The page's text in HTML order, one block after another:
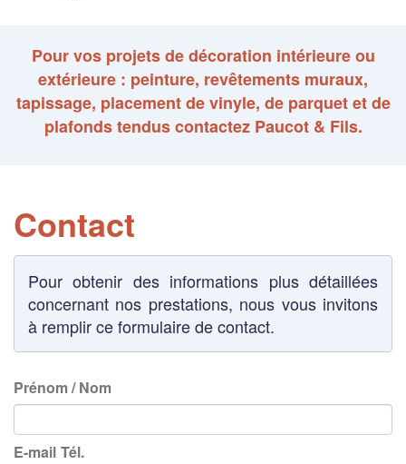
Pour vos projets de décoration intérieure ou
extérieure : peinture, revêtements muraux,
tapissage, placement de vinyle, de parquet et de
plafonds tendus contactez Paucot & Fils.
Contact
Pour obtenir des informations plus détaillées
concernant nos prestations, nous vous invitons
à remplir ce formulaire de contact.
Prénom / Nom
E-mail Tél.